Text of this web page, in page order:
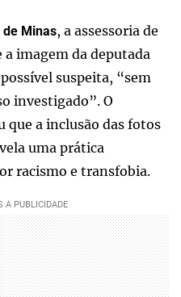
de Minas, a assessoria de
imagem da deputada
suspeita, “sem
investigado”. O
que a inclusão das fotos
uma prática
racismo e transfobia.